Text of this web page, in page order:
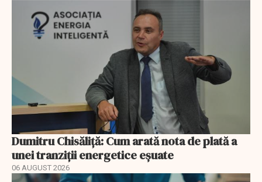
Dumitru Chisăliță: Cum arată nota de plată a
unei tranziții energetice eșuate
06 AUGUST 2026